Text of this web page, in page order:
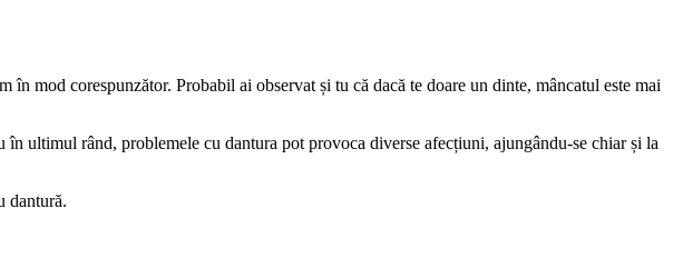
mod corespunzător. Probabil ai observat și tu că dacă te doare un dinte, mâncatul este mai
ultimul rând, problemele cu dantura pot provoca diverse afecțiuni, ajungându-se chiar și la
dantură.